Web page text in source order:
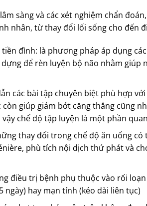
sàng và các xét nghiệm chẩn
nhân, từ thay đổi lối sống cho đến
đình: là phương pháp áp dụng
để rèn luyện bộ não nhằm
các bài tập chuyên biệt phù hợp
giúp giảm bớt căng thẳng cũng
chế độ tập luyện là một phần
thay đổi trong chế độ ăn uống
phù tích nội dịch thứ phát và
điều trị bệnh phụ thuộc vào rối
ngày) hay mạn tính (kéo dài liên tục)